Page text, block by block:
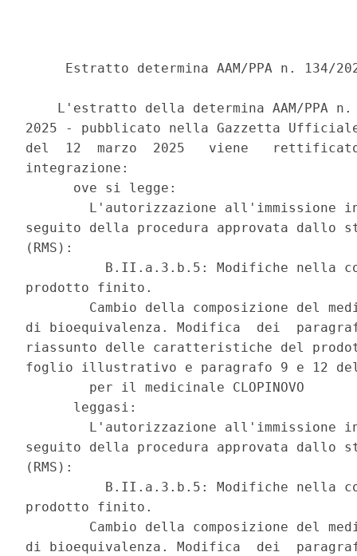
Estratto determina AAM/PPA n. 134/
L'estratto della determina AAM/PPA
2025 - pubblicato nella Gazzetta
del  12  marzo  2025   viene
integrazione:
      ove si legge:
L'autorizzazione all'immissione
seguito della procedura approvata dallo
(RMS):
B.II.a.3.b.5: Modifiche nella
prodotto finito.
Cambio della composizione del
di bioequivalenza. Modifica  dei
riassunto delle caratteristiche del
foglio illustrativo e paragrafo 9 e 12
        per il medicinale CLOPINOVO
      leggasi:
L'autorizzazione all'immissione
seguito della procedura approvata dallo
(RMS):
B.II.a.3.b.5: Modifiche nella
prodotto finito.
Cambio della composizione del
di bioequivalenza. Modifica  dei